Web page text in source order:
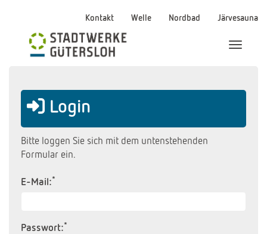
Kontakt Welle Nordbad Järvesauna
Menü
Login
Bitte loggen Sie sich mit dem untenstehenden
Formular ein.
E-Mail:*
Passwort:*